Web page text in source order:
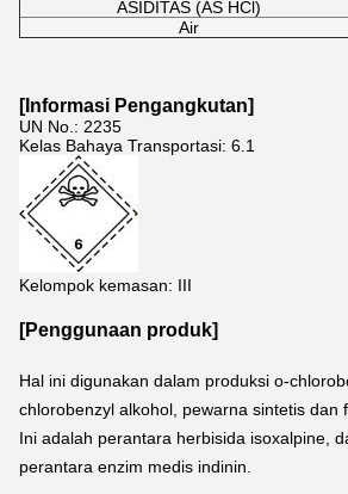
ASIDITAS (AS HCl)
Air
[Informasi Pengangkutan]
UN No.: 2235
Kelas Bahaya Transportasi: 6.1
Kelompok kemasan: III
[Penggunaan produk]
Hal ini digunakan dalam produksi o-
chlorobenzyl alkohol, pewarna sintetis dan
Ini adalah perantara herbisida isoxalpine,
perantara enzim medis indinin.